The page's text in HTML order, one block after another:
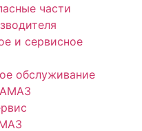
части
и сервисное
обслуживание